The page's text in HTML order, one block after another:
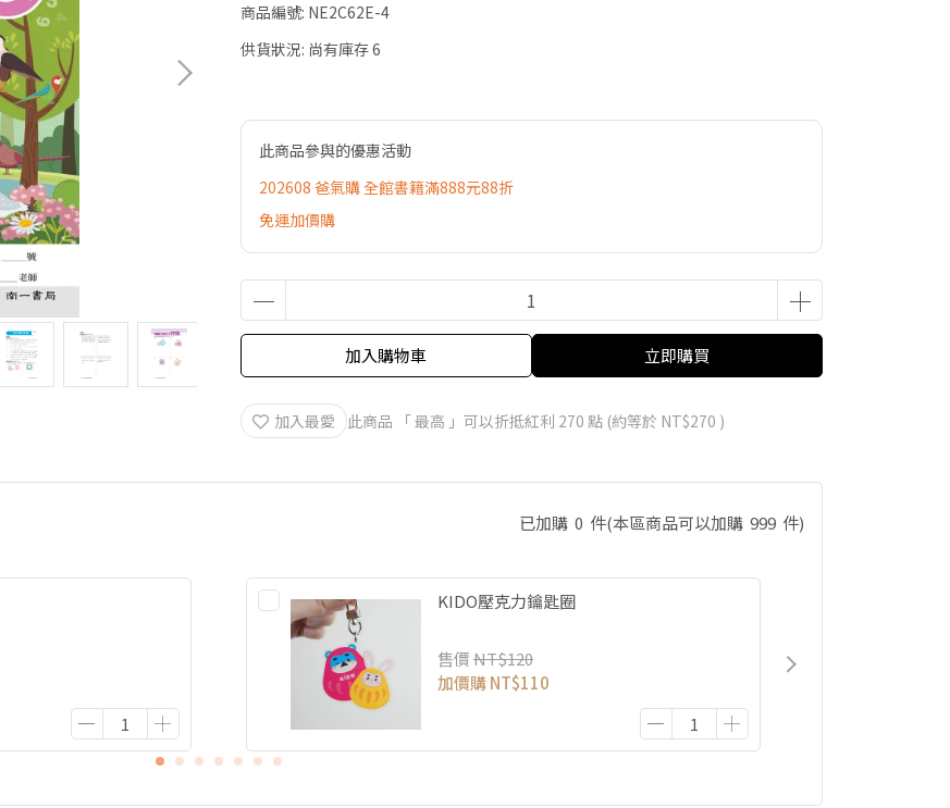
商品編號: NE2C62E-4
供貨狀況: 尚有庫存 6
此商品參與的優惠活動
202608 爸氣購 全館書籍滿888元88折
免運加價購
加入購物車 立即購買
加入最愛 此商品 「 最高 」可以折抵紅利 270 點 (約等於 NT$270 )
已加購 0 件(本區商品可以加購 999 件)
KIDO壓克力鑰匙圈
售價NT$120
加價購NT$110